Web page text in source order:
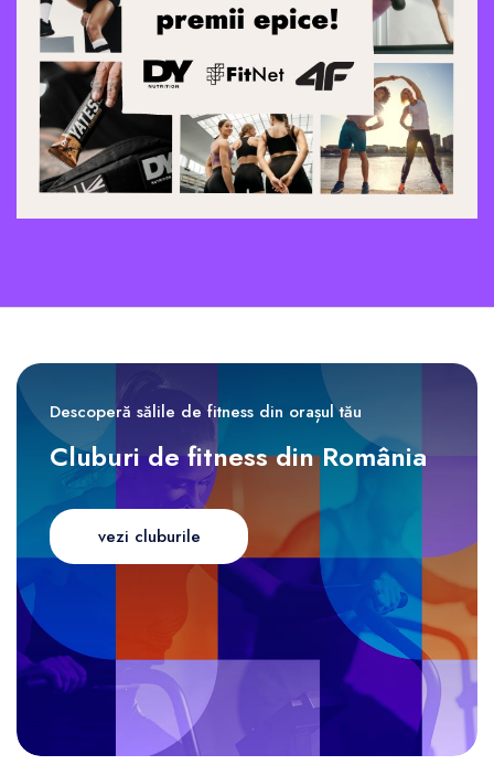
Descoperă sălile de fitness din orașul tău
Cluburi de fitness din România
vezi cluburile